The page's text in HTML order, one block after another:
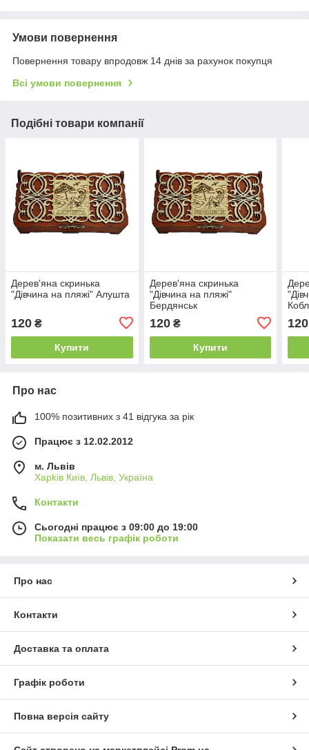
Умови повернення
Повернення товару впродовж 14 днів за рахунок покупця
Всі умови повернення
Подібні товари компанії
Дерев'яна скринька
"Дівчина на пляжі" Алушта
120 ₴
Купити
Дерев'яна скринька
"Дівчина на пляжі"
Бердянськ
120₴
Купити
120
Про нас
100% позитивних з 41 відгука за рік
Працює з 12.02.2012
м. Львів
Харkiв Київ, Львів, Україна
Контакти
Сьогодні працює з 09:00 до 19:00
Показати весь графік роботи
Про нас
Контакти
Доставка та оплата
Графік роботи
Повна версія сайту